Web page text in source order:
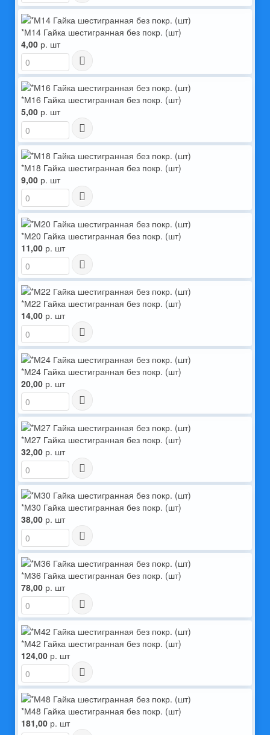
*М14 Гайка шестигранная без покр. (шт)
4,00 р. шт
*М16 Гайка шестигранная без покр. (шт)
5,00 р. шт
*М18 Гайка шестигранная без покр. (шт)
9,00 р. шт
*М20 Гайка шестигранная без покр. (шт)
11,00 р. шт
*М22 Гайка шестигранная без покр. (шт)
14,00 р. шт
*М24 Гайка шестигранная без покр. (шт)
20,00 р. шт
*М27 Гайка шестигранная без покр. (шт)
32,00 р. шт
*М30 Гайка шестигранная без покр. (шт)
38,00 р. шт
*М36 Гайка шестигранная без покр. (шт)
78,00 р. шт
*М42 Гайка шестигранная без покр. (шт)
124,00 р. шт
*М48 Гайка шестигранная без покр. (шт)
181,00 р. шт